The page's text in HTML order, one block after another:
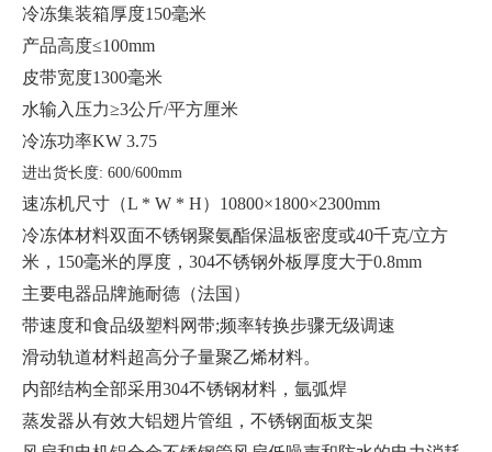
冷冻集装箱厚度150毫米
产品高度≤100mm
皮带宽度1300毫米
水输入压力≥3公斤/平方厘米
冷冻功率KW 3.75
进出货长度: 600/600mm
速冻机尺寸（L * W * H）10800×1800×2300mm
冷冻体材料双面不锈钢聚氨酯保温板密度或40千克/立方
米，150毫米的厚度，304不锈钢外板厚度大于0.8mm
主要电器品牌施耐德（法国）
带速度和食品级塑料网带;频率转换步骤无级调速
滑动轨道材料超高分子量聚乙烯材料。
内部结构全部采用304不锈钢材料，氩弧焊
蒸发器从有效大铝翅片管组，不锈钢面板支架